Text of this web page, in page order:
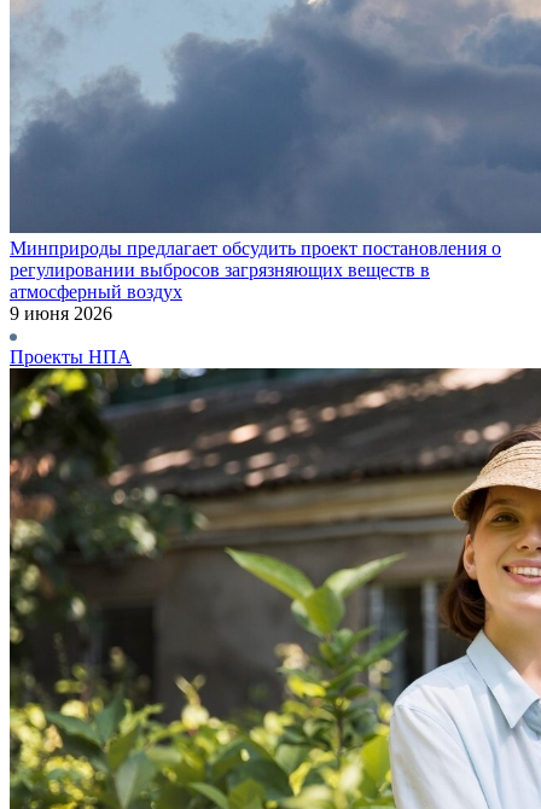
Минприроды предлагает обсудить проект постановления о
регулировании выбросов загрязняющих веществ в
атмосферный воздух
9 июня 2026
Проекты НПА